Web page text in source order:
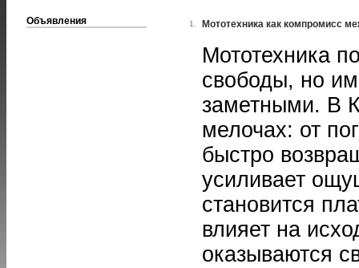
Объявления 1. Мототехника как компромисс
Мототехника
свободы, но
заметными. В
мелочах: от
быстро
усиливает
становится
влияет на
оказываются